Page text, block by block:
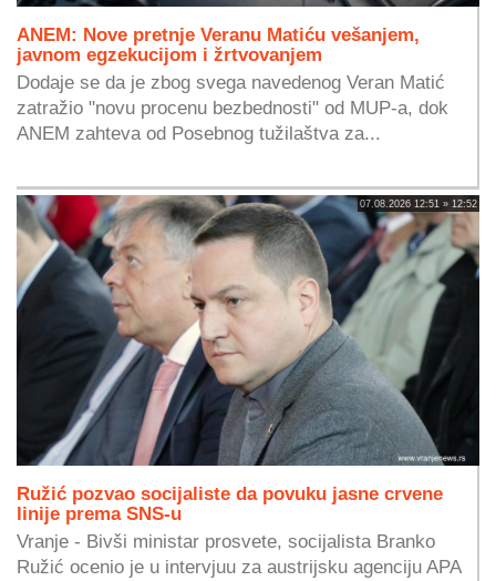
ANEM: Nove pretnje Veranu Matiću vešanjem,
javnom egzekucijom i žrtvovanjem
Dodaje se da je zbog svega navedenog Veran Matić
zatražio "novu procenu bezbednosti" od MUP-a, dok
ANEM zahteva od Posebnog tužilaštva za...
07.08.2026 12:51 » 12:52
Ružić pozvao socijaliste da povuku jasne crvene
linije prema SNS-u
Vranje - Bivši ministar prosvete, socijalista Branko
Ružić ocenio je u intervjuu za austrijsku agenciju APA